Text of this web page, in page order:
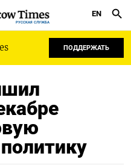
РУССКАЯ СЛУЖБА
EN
ПОДДЕРЖАТЬ